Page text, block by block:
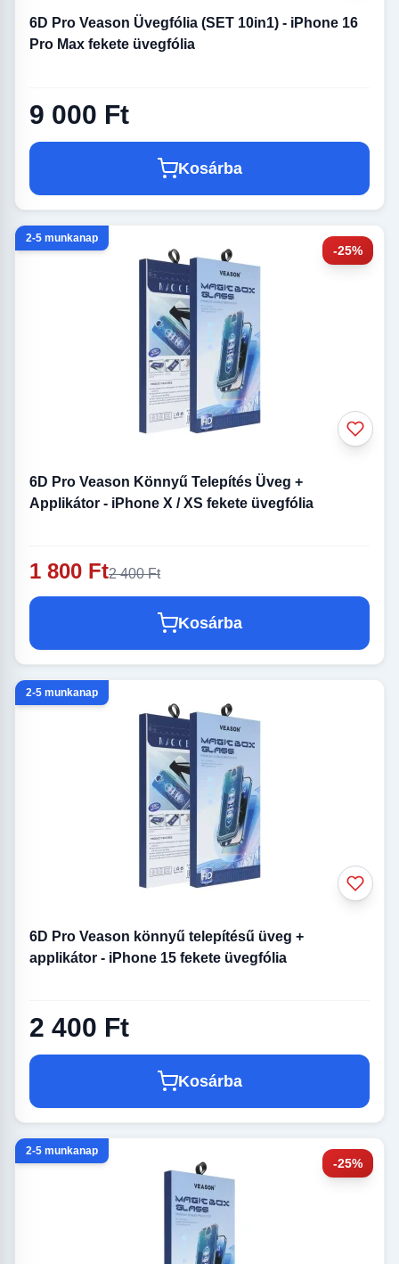
6D Pro Veason Üvegfólia (SET 10in1) - iPhone 16
Pro Max fekete üvegfólia
9 000 Ft
Kosárba
-25%
2-5 munkanap
6D Pro Veason Könnyű Telepítés Üveg +
Applikátor - iPhone X / XS fekete üvegfólia
1 800 Ft2 400 Ft
Kosárba
2-5 munkanap
6D Pro Veason könnyű telepítésű üveg +
applikátor - iPhone 15 fekete üvegfólia
2 400 Ft
Kosárba
-25%
2-5 munkanap